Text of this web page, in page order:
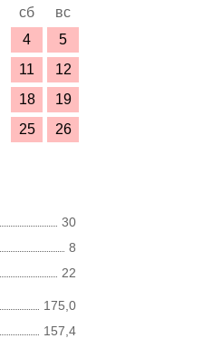
сб
вс
4
5
11
12
18
19
25
26
30
8
22
175,0
157,4